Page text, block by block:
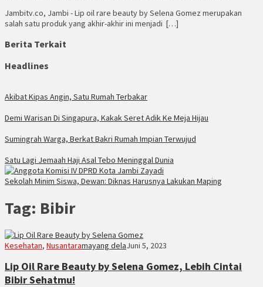
Jambitv.co, Jambi - Lip oil rare beauty by Selena Gomez merupakan
salah satu produk yang akhir-akhir ini menjadi […]
Berita Terkait
Headlines
Akibat Kipas Angin, Satu Rumah Terbakar
Demi Warisan Di Singapura, Kakak Seret Adik Ke Meja Hijau
Sumingrah Warga, Berkat Bakri Rumah Impian Terwujud
Satu Lagi Jemaah Haji Asal Tebo Meninggal Dunia
Sekolah Minim Siswa, Dewan: Diknas Harusnya Lakukan Maping
Tag: Bibir
Kesehatan, Nusantaramayang delaJuni 5, 2023
Lip Oil Rare Beauty by Selena Gomez, Lebih Cintai
Bibir Sehatmu!